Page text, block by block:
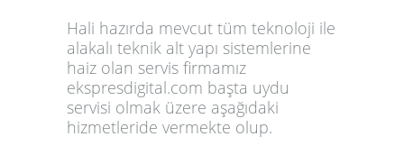
Hali hazırda mevcut tüm teknoloji ile
alakalı teknik alt yapı sistemlerine
haiz olan servis firmamız
ekspresdigital.com başta uydu
servisi olmak üzere aşağıdaki
hizmetleride vermekte olup.